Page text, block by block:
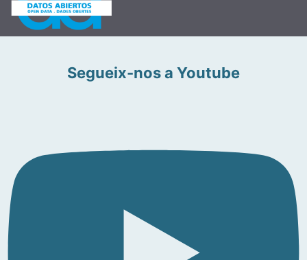
Segueix-nos a Youtube